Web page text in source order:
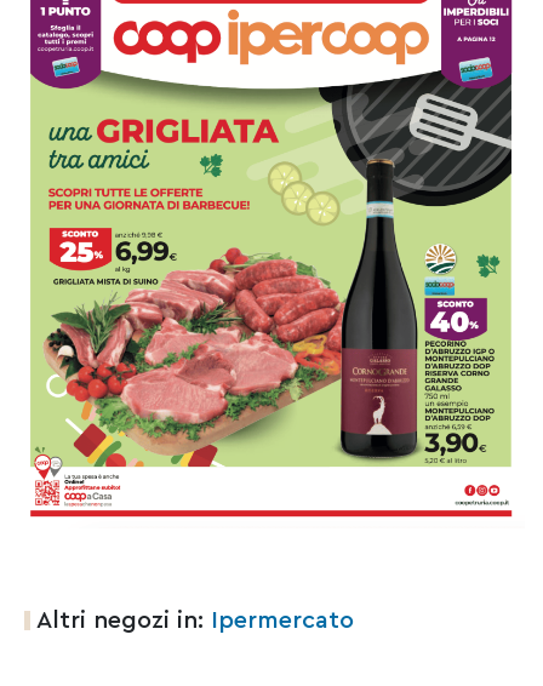
Altri negozi in: Ipermercato